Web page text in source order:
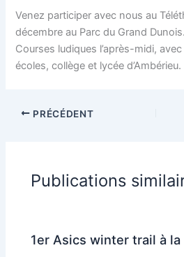
Venez participer avec nous au
décembre au Parc du Grand Dunois.
Courses ludiques l’après-midi,
écoles, collège et lycée d’Ambérieu.
PRÉCÉDENT
Publications
1er Asics winter trail à la